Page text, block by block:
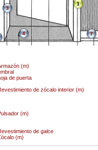
1
(m)
3
4
de puerta
de zócalo interior (m)
7
(m)
de galce
(m)